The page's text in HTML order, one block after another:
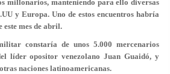
millonarios, manteniendo para ello diversas
y Europa. Uno de estos encuentros habría
este mes de abril.
constaría de unos 5.000 mercenarios
líder opositor venezolano Juan Guaidó, y
naciones latinoamericanas.